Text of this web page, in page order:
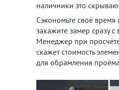
наличники это
Сэкономьте своё
закажите замер сразу
Менеджер при
скажет стоимость
для обрамления